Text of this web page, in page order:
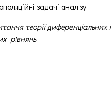
задачі аналізу
теорії диференціальних і
рівнянь